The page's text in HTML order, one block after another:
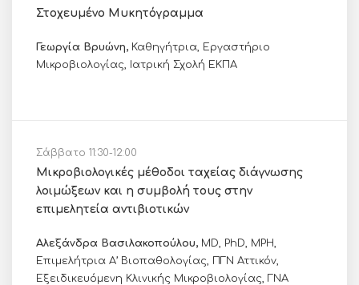
Στοχευμένο Μυκητόγραμμα
Γεωργία Βρυώνη, Καθηγήτρια, Εργαστήριο
Μικροβιολογίας, Ιατρική Σχολή ΕΚΠΑ
Σάββατο 11:30-12:00
Μικροβιολογικές μέθοδοι ταχείας διάγνωσης
λοιμώξεων και η συμβολή τους στην
επιμελητεία αντιβιοτικών
Αλεξάνδρα Βασιλακοπούλου, MD, PhD, MPH,
Επιμελήτρια Α’ Βιοπαθολογίας, ΠΓΝ Αττικόν,
Εξειδικευόμενη Κλινικής Μικροβιολογίας, ΓΝΑ